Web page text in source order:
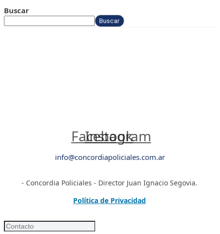
Buscar
Buscar
Facebook
Instagram
info@concordiapoliciales.com.ar
- Concordia Policiales - Director Juan Ignacio Segovia.
Política de Privacidad